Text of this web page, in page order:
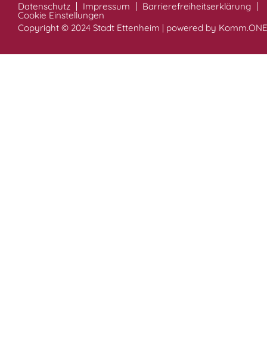
Datenschutz Impressum Barrierefreiheitserklärung
Cookie Einstellungen
Copyright © 2024 Stadt Ettenheim | powered by Komm.ONE